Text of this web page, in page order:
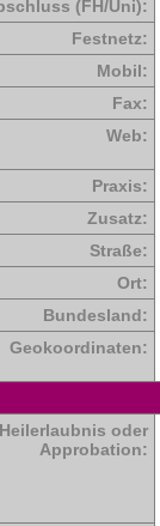
(FH/Uni):
Festnetz:
Mobil:
Fax:
Web:
Praxis:
Zusatz:
Straße:
Ort:
Bundesland:
Geokoordinaten:
Heilerlaubnis oder
Approbation: